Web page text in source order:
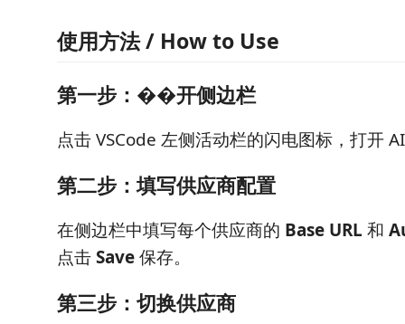
使用方法 / How to Use
第一步：��开侧边栏
点击 VSCode 左侧活动栏的闪电图标，打开
第二步：填写供应商配置
在侧边栏中填写每个供应商的 Base URL 和
点击Save保存。
第三步：切换供应商